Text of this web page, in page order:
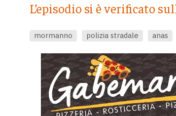
L’episodio si è verificato
mormanno polizia stradale anas